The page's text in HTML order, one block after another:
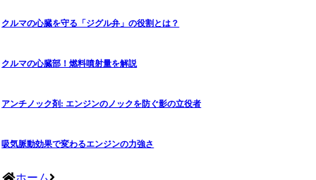
クルマの心臓を守る「ジグル弁」の役割とは？
クルマの心臓部！燃料噴射量を解説
アンチノック剤: エンジンのノックを防ぐ影の立役者
吸気脈動効果で変わるエンジンの力強さ
ホーム